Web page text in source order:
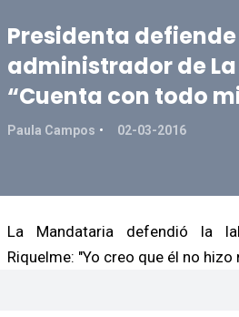
Presidenta defiende
administrador de
“Cuenta con todo
Paula Campos 02-03-2016
La Mandataria defendió la
Riquelme: "Yo creo que él no hizo